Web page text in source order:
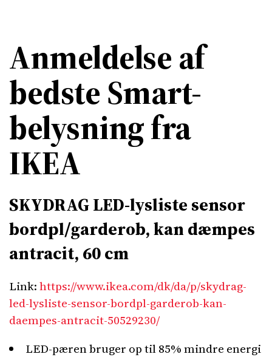
Anmeldelse af
bedste Smart-
belysning fra
IKEA
SKYDRAG LED-lysliste sensor
bordpl/garderob, kan dæmpes
antracit, 60 cm
Link:https://www.ikea.com/dk/da/p/skydrag-
led-lysliste-sensor-bordpl-garderob-kan-
daempes-antracit-50529230/
LED-pæren bruger op til 85% mindre energi